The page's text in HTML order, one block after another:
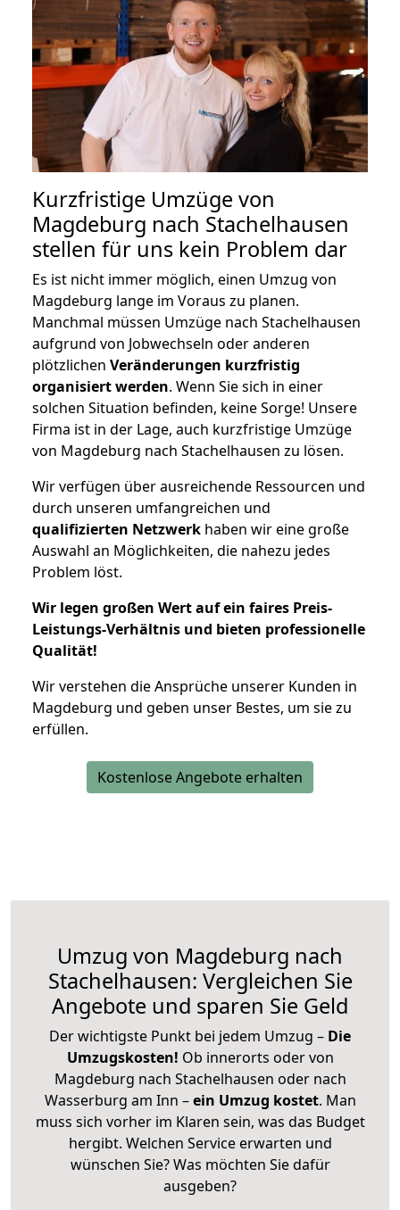
Kurzfristige Umzüge von
Magdeburg nach Stachelhausen
stellen für uns kein Problem dar
Es ist nicht immer möglich, einen Umzug von
Magdeburg lange im Voraus zu planen.
Manchmal müssen Umzüge nach Stachelhausen
aufgrund von Jobwechseln oder anderen
plötzlichen Veränderungen kurzfristig
organisiert werden. Wenn Sie sich in einer
solchen Situation befinden, keine Sorge! Unsere
Firma ist in der Lage, auch kurzfristige Umzüge
von Magdeburg nach Stachelhausen zu lösen.
Wir verfügen über ausreichende Ressourcen und
durch unseren umfangreichen und
qualifizierten Netzwerk haben wir eine große
Auswahl an Möglichkeiten, die nahezu jedes
Problem löst.
Wir legen großen Wert auf ein faires Preis-
Leistungs-Verhältnis und bieten professionelle
Qualität!
Wir verstehen die Ansprüche unserer Kunden in
Magdeburg und geben unser Bestes, um sie zu
erfüllen.
Kostenlose Angebote erhalten
Umzug von Magdeburg nach
Stachelhausen: Vergleichen Sie
Angebote und sparen Sie Geld
Der wichtigste Punkt bei jedem Umzug – Die
Umzugskosten! Ob innerorts oder von
Magdeburg nach Stachelhausen oder nach
Wasserburg am Inn –ein Umzug kostet. Man
muss sich vorher im Klaren sein, was das Budget
hergibt. Welchen Service erwarten und
wünschen Sie? Was möchten Sie dafür
ausgeben?